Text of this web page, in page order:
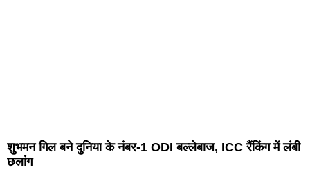
शुभमन गिल बने दुनिया के नंबर-1 ODI बल्लेबाज, ICC रैंकिंग में लंबी
छलांग